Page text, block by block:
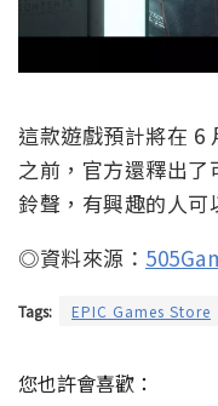
這款遊戲預計將在 6
之前，官方還釋出
鈴聲，有興趣的人可
◎資料來源：
Tags: EPIC Games Store
您也許會喜歡：